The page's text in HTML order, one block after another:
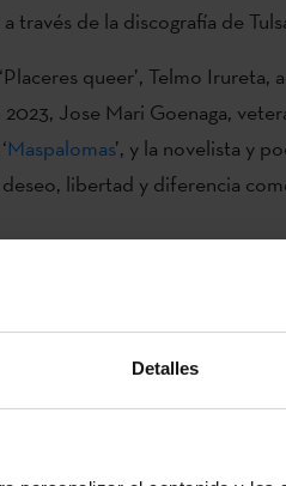
Detalles
través de la discografía de
queer’, Telmo
Jose Mari Goenaga,
Maspalomas’, y la novelista y
libertad y diferencia
por su parte, amplía los